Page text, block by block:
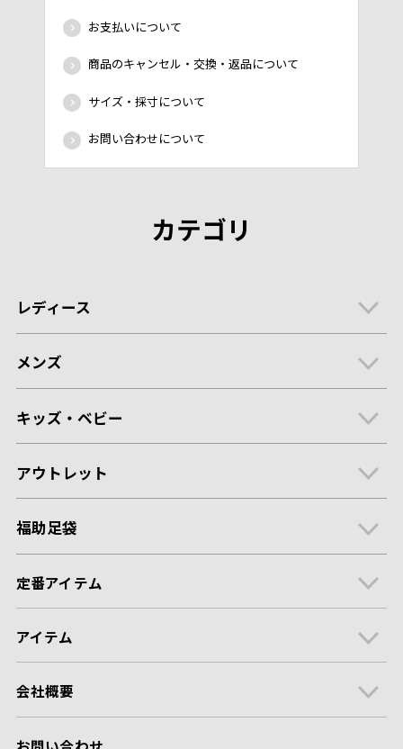
お支払いについて
商品のキャンセル・交換・返品について
サイズ・採寸について
お問い合わせについて
カテゴリ
レディース
メンズ
キッズ・ベビー
アウトレット
福助足袋
定番アイテム
アイテム
会社概要
お問い合わせ